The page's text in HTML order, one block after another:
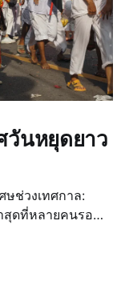
วันหยุดยาว
ษช่วงเทศกาล:
อเป็นข่าวด่วนที่